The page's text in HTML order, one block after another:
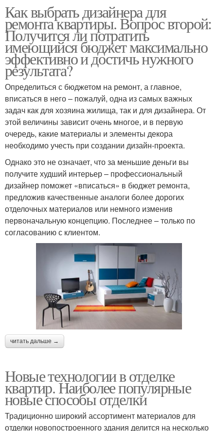
Как выбрать дизайнера для
ремонта квартиры. Вопрос второй:
Получится ли потратить
имеющийся бюджет максимально
эффективно и достичь нужного
результата?
Определиться с бюджетом на ремонт, а главное,
вписаться в него – пожалуй, одна из самых важных
задач как для хозяина жилища, так и для дизайнера. От
этой величины зависит очень многое, и в первую
очередь, какие материалы и элементы декора
необходимо учесть при создании дизайн-проекта.
Однако это не означает, что за меньшие деньги вы
получите худший интерьер – профессиональный
дизайнер поможет «вписаться» в бюджет ремонта,
предложив качественные аналоги более дорогих
отделочных материалов или немного изменив
первоначальную концепцию. Последнее – только по
согласованию с клиентом.
читать дальше →
Новые технологии в отделке
квартир. Наиболее популярные
новые способы отделки
Традиционно широкий ассортимент материалов для
отделки новопостроенного здания делится на несколько